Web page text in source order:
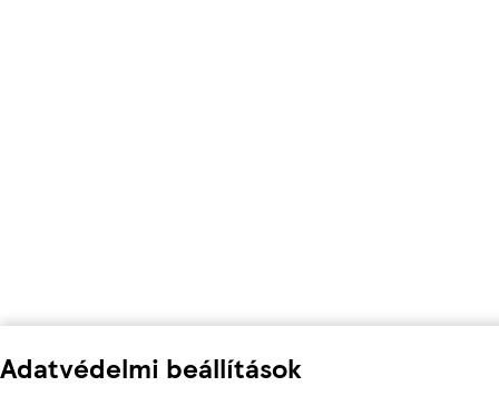
Adatvédelmi beállítások